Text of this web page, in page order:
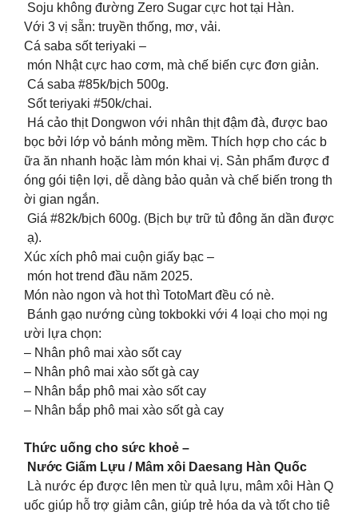
Soju không đường Zero Sugar cực hot tại Hàn.
Với 3 vị sẵn: truyền thống, mơ, vải.
Cá saba sốt teriyaki –
món Nhật cực hao cơm, mà chế biến cực đơn giản.
Cá saba #85k/bịch 500g.
Sốt teriyaki #50k/chai.
Há cảo thịt Dongwon với nhân thịt đậm đà, được bao
bọc bởi lớp vỏ bánh mỏng mềm. Thích hợp cho các b
ữa ăn nhanh hoặc làm món khai vị. Sản phẩm được đ
óng gói tiện lợi, dễ dàng bảo quản và chế biến trong th
ời gian ngắn.
Giá #82k/bịch 600g. (Bịch bự trữ tủ đông ăn dần được
ạ).
Xúc xích phô mai cuộn giấy bạc –
món hot trend đầu năm 2025.
Món nào ngon và hot thì TotoMart đều có nè.
Bánh gạo nướng cùng tokbokki với 4 loại cho mọi ng
ười lựa chọn:
– Nhân phô mai xào sốt cay
– Nhân phô mai xào sốt gà cay
– Nhân bắp phô mai xào sốt cay
– Nhân bắp phô mai xào sốt gà cay
Thức uống cho sức khoẻ –
Nước Giấm Lựu / Mâm xôi Daesang Hàn Quốc
Là nước ép được lên men từ quả lựu, mâm xôi Hàn Q
uốc giúp hỗ trợ giảm cân, giúp trẻ hóa da và tốt cho tiê